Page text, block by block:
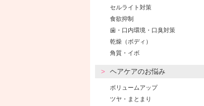
セルライト対策
食欲抑制
歯・口内環境・口臭対策
乾燥（ボディ）
角質・イボ
ヘアケアのお悩み
ボリュームアップ
ツヤ・まとまり